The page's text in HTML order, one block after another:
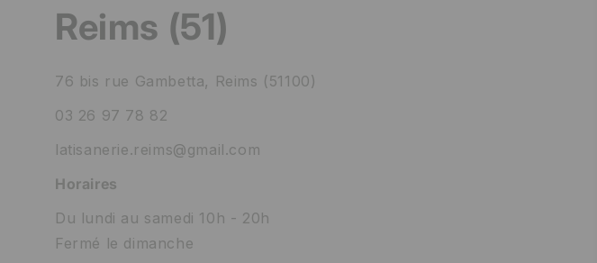
Reims (51)
76 bis rue Gambetta, Reims (51100)
03 26 97 78 82
latisanerie.reims@gmail.com
Horaires
Du lundi au samedi 10h - 20h
Fermé le dimanche